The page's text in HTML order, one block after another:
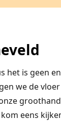
het is geen
we de
eens